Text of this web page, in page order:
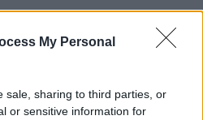
My Personal
sale, sharing to third parties, or
or sensitive information for